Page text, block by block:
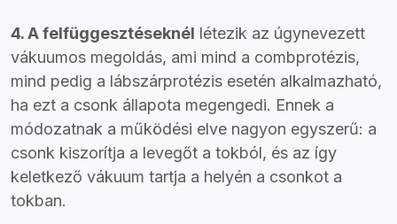
4. A felfüggesztéseknél létezik az úgynevezett
vákuumos megoldás, ami mind a combprotézis,
mind pedig a lábszárprotézis esetén alkalmazható,
ha ezt a csonk állapota megengedi. Ennek a
módozatnak a működési elve nagyon egyszerű: a
csonk kiszorítja a levegőt a tokból, és az így
keletkező vákuum tartja a helyén a csonkot a
tokban.